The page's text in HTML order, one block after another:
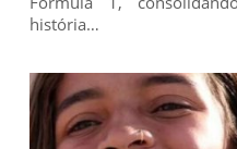
história…